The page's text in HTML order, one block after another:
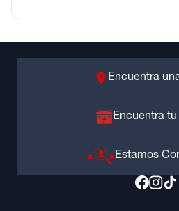
Encuentra
Encuentra
Estamos